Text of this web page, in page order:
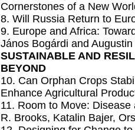
Cornerstones of a New
8. Will Russia Return to
9. Europe and Africa:
János Bogárdi and
SUSTAINABLE AND
BEYOND
10. Can Orphan Crops
Enhance Agricultural
11. Room to Move:
R. Brooks, Katalin Bajer,